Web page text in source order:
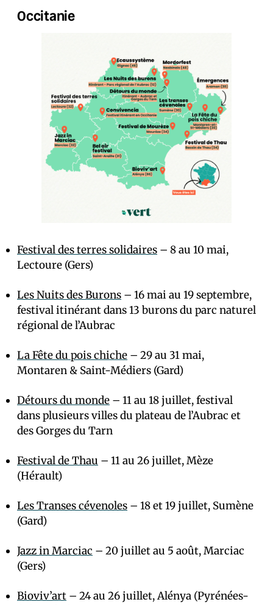
Occitanie
Festival des terres solidaires – 8 au 10 mai,
Lectoure (Gers)
Les Nuits des Burons – 16 mai au 19 septembre,
festival itinérant dans 13 burons du parc naturel
régional de l’Aubrac
La Fête du pois chiche – 29 au 31 mai,
Montaren & Saint-Médiers (Gard)
Détours du monde – 11 au 18 juillet, festival
dans plusieurs villes du plateau de l’Aubrac et
des Gorges du Tarn
Festival de Thau – 11 au 26 juillet, Mèze
(Hérault)
Les Transes cévenoles – 18 et 19 juillet, Sumène
(Gard)
Jazz in Marciac – 20 juillet au 5 août, Marciac
(Gers)
Bioviv’art – 24 au 26 juillet, Alénya (Pyrénées-